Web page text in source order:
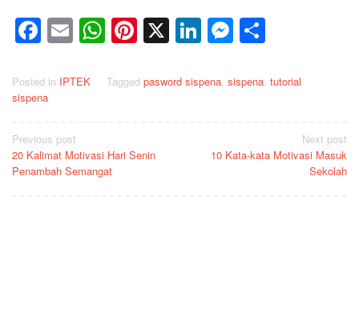
Facebook
EmailWhatsApp
Pinterest
X LinkedIn
Posted in IPTEK Tagged pasword sispena, sispena, tutorial
sispena
Post
navigation
Previous post
20 Kalimat Motivasi Hari Senin
Penambah Semangat
Next post
10 Kata-kata Motivasi Masuk
Sekolah